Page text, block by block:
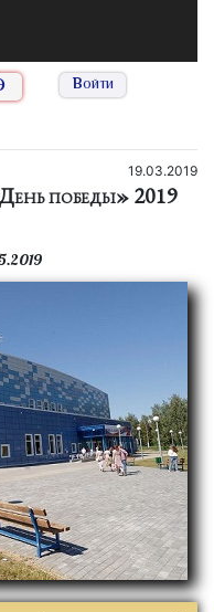
Войти
19.03.2019
победы» 2019